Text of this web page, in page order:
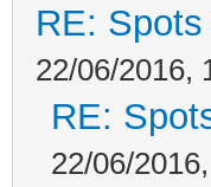
RE:
22/06/2016,
RE:
22/06/